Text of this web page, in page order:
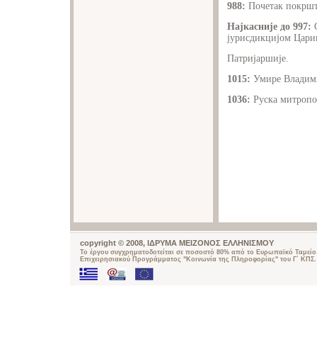
988: Почетак
Најкасније до 997:
јурисдикцијом
Патријаршије.
1015: Умире
1036: Руска
copyright © 2008, ΙΔΡΥΜΑ ΜΕΙΖΟΝΟΣ ΕΛΛΗΝΙΣΜΟΥ
Το έργου συγχρηματοδοτείται σε ποσοστό 80% από το Ευρωπαϊκό
Επιχειρησιακού Προγράμματος "Κοινωνία της Πληροφορίας" του Γ΄ ΚΠΣ.